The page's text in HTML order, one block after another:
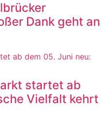
Dank geht an
startet ab
Vielfalt kehrt